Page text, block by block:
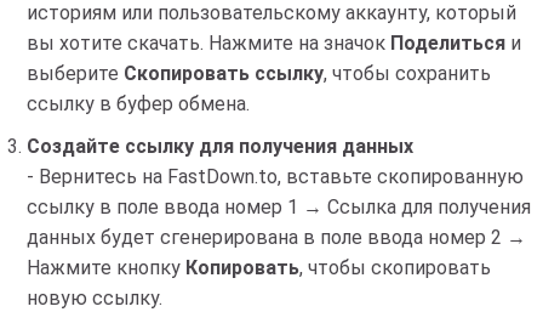
историям или пользовательскому аккаунту, который
вы хотите скачать. Нажмите на значок Поделиться и
выберите Скопировать ссылку, чтобы сохранить
ссылку в буфер обмена.
Создайте ссылку для получения данных
- Вернитесь на FastDown.to, вставьте скопированную
ссылку в поле ввода номер 1 → Ссылка для получения
данных будет сгенерирована в поле ввода номер 2 →
Нажмите кнопку Копировать, чтобы скопировать
новую ссылку.